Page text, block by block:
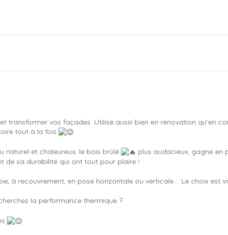
et transformer vos façades. Utilisé aussi bien en rénovation
tout à la fois
naturel et chaleureux, le bois brûlé
plus audacieux, gagne en
de sa durabilité qui ont tout pour plaire !
à recouvrement, en pose horizontale ou verticale…. Le choix est
la performance thermique ?